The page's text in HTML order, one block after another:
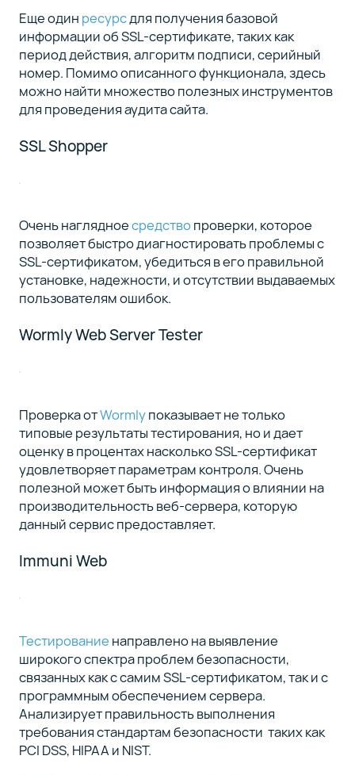
Еще один ресурсдля получения базовой
информации об SSL-сертификате, таких как
период действия, алгоритм подписи, серийный
номер. Помимо описанного функционала, здесь
можно найти множество полезных инструментов
для проведения аудита сайта.
SSL Shopper
Очень наглядноесредствопроверки, которое
позволяет быстро диагностировать проблемы с
SSL-сертификатом, убедиться в его правильной
установке, надежности, и отсутствии выдаваемых
пользователям ошибок.
Wormly Web Server Tester
Проверка отWormlyпоказывает не только
типовые результаты тестирования, но и дает
оценку в процентах насколько SSL-сертификат
удовлетворяет параметрам контроля. Очень
полезной может быть информация о влиянии на
производительность веб-сервера, которую
данный сервис предоставляет.
Immuni Web
Тестирование направлено на выявление
широкого спектра проблем безопасности,
связанных как с самим SSL-сертификатом, так и с
программным обеспечением сервера.
Анализирует правильность выполнения
требования стандартам безопасности таких как
PCI DSS, HIPAA и NIST.